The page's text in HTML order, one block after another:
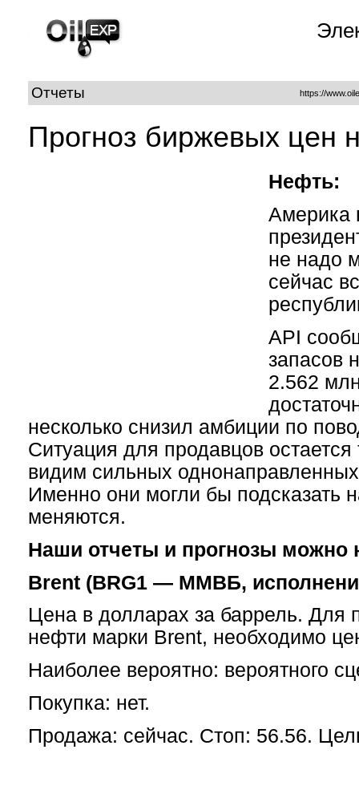
Отчеты https://
Прогноз биржевых цен
Нефть:
Америка
не надо
сейчас
API
запасов
2.562
несколько снизил амбиции по
Ситуация для продавцов
видим сильных
Именно они могли бы подсказать
меняются.
Наши отчеты и прогнозы можно
Brent (BRG1 — ММВБ,
Цена в долларах за баррель. Для
нефти марки Brent, необходимо
Наиболее вероятно: вероятного
Покупка: нет.
Продажа: сейчас. Стоп: 56.56.